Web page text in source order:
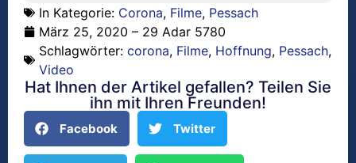
In Kategorie: Corona, Filme, Pessach
März 25, 2020 – 29 Adar 5780
Schlagwörter: corona, Filme, Hoffnung, Pessach,
Video
Hat Ihnen der Artikel gefallen? Teilen Sie
ihn mit Ihren Freunden!
Facebook Twitter